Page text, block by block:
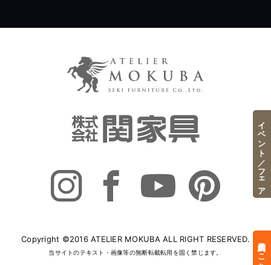
Copyright ©2016 ATELIER MOKUBA ALL RIGHT RESERVED.
当サイトのテキスト・画像等の無断転載転用を固く禁じます。 来店予約はこちら
イベント／フェア